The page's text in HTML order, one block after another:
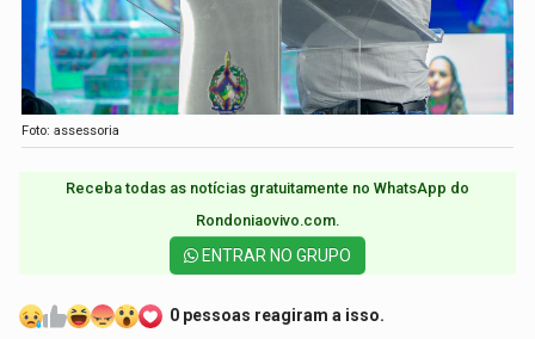
Foto: assessoria
Receba todas as notícias gratuitamente no WhatsApp do
Rondoniaovivo.com.​
ENTRAR NO GRUPO
0 pessoas reagiram a isso.